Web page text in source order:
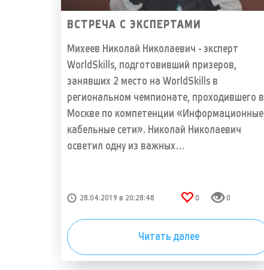
ВСТРЕЧА С ЭКСПЕРТАМИ
Михеев Николай Николаевич - эксперт
WorldSkills, подготовивший призеров,
занявших 2 место на WorldSkills в
региональном чемпионате, проходившего в
Москве по компетенции «Информационные
кабельные сети». Николай Николаевич
осветил одну из важных…
28.04.2019 в 20:28:48 0 0
Читать далее